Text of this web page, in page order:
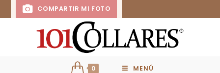
COMPARTIR MI FOTO
0 MENÚ